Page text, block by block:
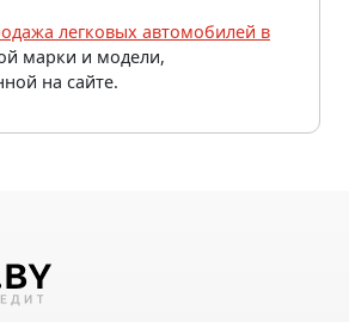
легковых автомобилей в
марки и модели,
на сайте.